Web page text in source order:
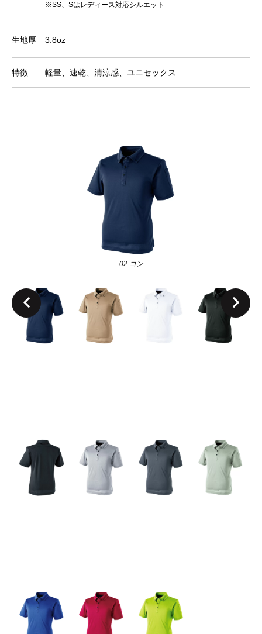
※SS、Sはレディース対応シルエット
生地厚 3.8oz
特徴 軽量、速乾、清涼感、ユニセックス
02.コン